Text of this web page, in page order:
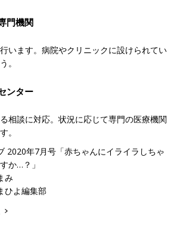
門機関
います。病院やクリニックに設けられてい
。
ンター
相談に対応。状況に応じて専門の医療機関
。
2020年7月号「赤ちゃんにイライラしちゃ
か…？」
み
ひよ編集部